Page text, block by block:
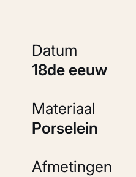
Datum
18de eeuw
Materiaal
Porselein
Afmetingen